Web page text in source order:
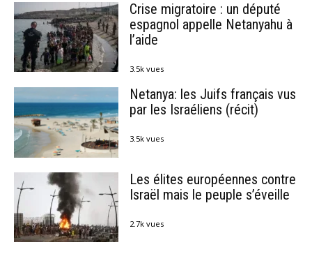
Crise migratoire : un député
espagnol appelle Netanyahu à
l’aide
3.5k vues
Netanya: les Juifs français vus
par les Israéliens (récit)
3.5k vues
Les élites européennes contre
Israël mais le peuple s’éveille
2.7k vues